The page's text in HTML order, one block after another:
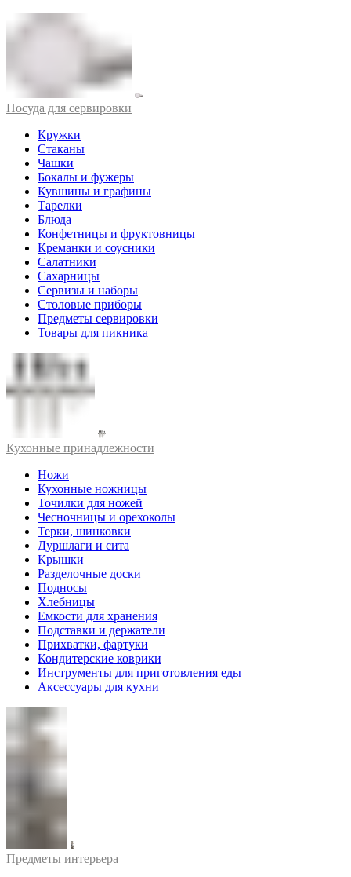
Посуда для сервировки
Кружки
Стаканы
Чашки
Бокалы и фужеры
Кувшины и графины
Тарелки
Блюда
Конфетницы и фруктовницы
Креманки и соусники
Салатники
Сахарницы
Сервизы и наборы
Столовые приборы
Предметы сервировки
Товары для пикника
Кухонные принадлежности
Ножи
Кухонные ножницы
Точилки для ножей
Чесночницы и орехоколы
Терки, шинковки
Дуршлаги и сита
Крышки
Разделочные доски
Подносы
Хлебницы
Емкости для хранения
Подставки и держатели
Прихватки, фартуки
Кондитерские коврики
Инструменты для приготовления еды
Аксессуары для кухни
Предметы интерьера